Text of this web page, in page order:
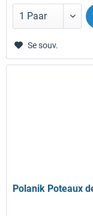
Se souv.
Polanik Poteaux